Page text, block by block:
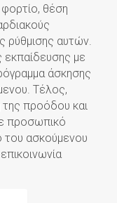
θέση
ρύθμισης αυτών.
εκπαίδευσης με
άσκησης
Τέλος,
της προόδου και
προσωπικό
του ασκούμενου